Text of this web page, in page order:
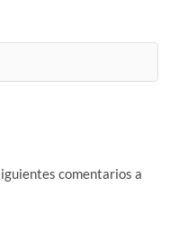
comentarios a